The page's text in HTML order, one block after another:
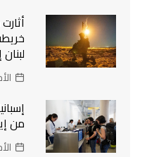
الأحد, 9
من
الأحد, 9